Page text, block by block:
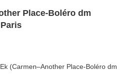
Place-Boléro dm